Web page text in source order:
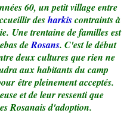
60, un petit village entre
desharkiscontraints à
Une trentaine de familles est
deRosans. C'est le début
deux cultures que rien ne
aux habitants du camp
être pleinement acceptés.
et de leur ressenti que
Rosanais d'adoption.